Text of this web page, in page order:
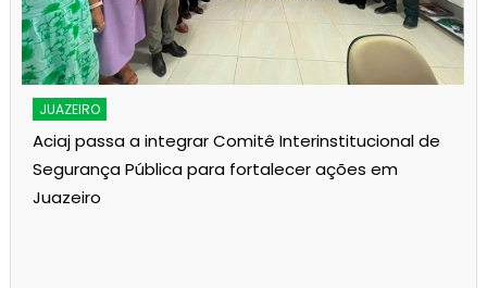
JUAZEIRO
Aciaj passa a integrar Comitê Interinstitucional de
Segurança Pública para fortalecer ações em
Juazeiro